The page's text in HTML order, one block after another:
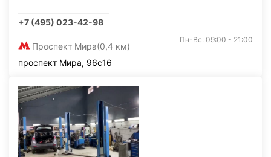
+7 (495) 023-42-98
Проспект Мира(0,4 км)
Пн-Вс: 09:00 - 21:00
проспект Мира, 96с16